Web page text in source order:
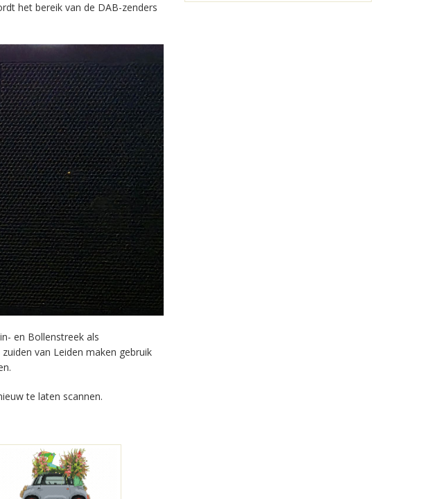
het bereik van de DAB-zenders
en Bollenstreek als
van Leiden maken gebruik
te laten scannen.